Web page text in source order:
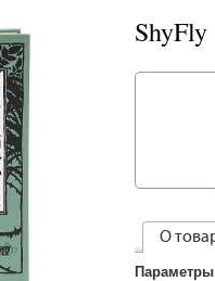
О
Параметры